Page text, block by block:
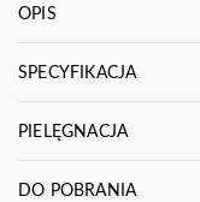
OPIS
SPECYFIKACJA
PIELĘGNACJA
DO POBRANIA